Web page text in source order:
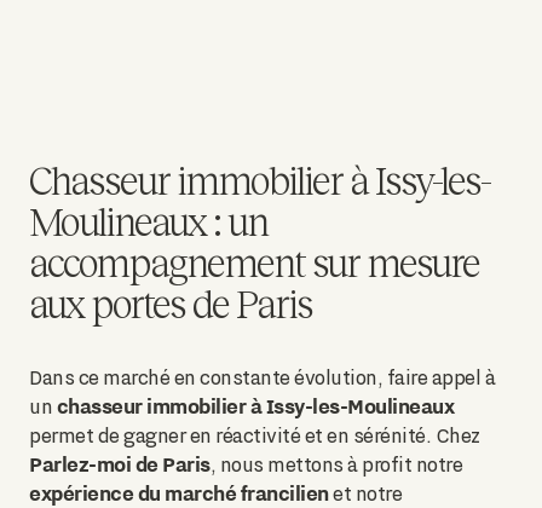
Chasseur immobilier à Issy-les-
Moulineaux : un
accompagnement sur mesure
aux portes de Paris
Dans ce marché en constante évolution, faire appel à
un chasseur immobilier à Issy-les-Moulineaux
permet de gagner en réactivité et en sérénité. Chez
Parlez-moi de Paris, nous mettons à profit notre
expérience du marché francilienet notre